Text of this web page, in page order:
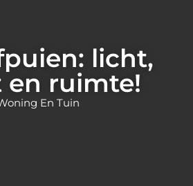
licht,
en ruimte!
En Tuin